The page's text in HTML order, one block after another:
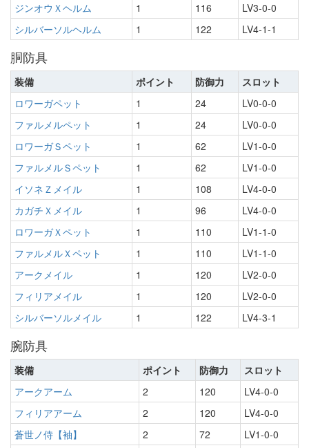
ジンオウＸヘルム
1 116
LV3-0-0
シルバーソルヘルム
1 122 LV4-1-1
胴防具
装備 ポイント 防御力
スロット
ロワーガペット
1 24
LV0-0-0
ファルメルペット
1 24
LV0-0-0
ロワーガＳペット
1 62
LV1-0-0
ファルメルＳペット
1 62
LV1-0-0
イソネＺメイル
1 108
LV4-0-0
カガチＸメイル
1 96
LV4-0-0
ロワーガＸペット
1 110
LV1-1-0
ファルメルＸペット
1 110
LV1-1-0
アークメイル
1 120
LV2-0-0
フィリアメイル
1 120
LV2-0-0
シルバーソルメイル
1 122 LV4-3-1
腕防具
装備 ポイント 防御力
スロット
アークアーム
2 120
LV4-0-0
フィリアアーム
2 120
LV4-0-0
蒼世ノ侍【袖】
2 72
LV1-0-0